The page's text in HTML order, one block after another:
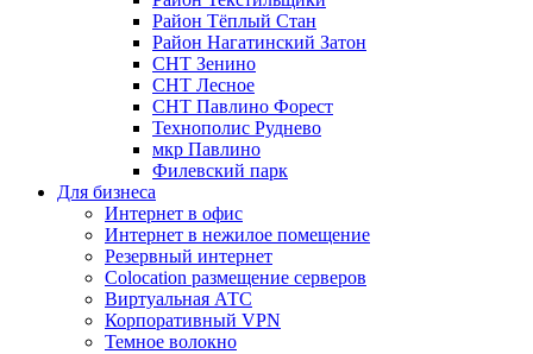
Район Тёплый Стан
Район Нагатинский Затон
СНТ Зенино
СНТ Лесное
СНТ Павлино Форест
Технополис Руднево
мкр Павлино
Филевский парк
Для бизнеса
Интернет в офис
Интернет в нежилое помещение
Резервный интернет
Colocation размещение серверов
Виртуальная АТС
Корпоративный VPN
Темное волокно